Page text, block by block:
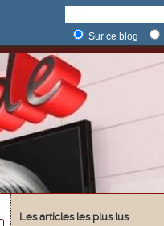
Sur ce blog
Les articles les plus lus